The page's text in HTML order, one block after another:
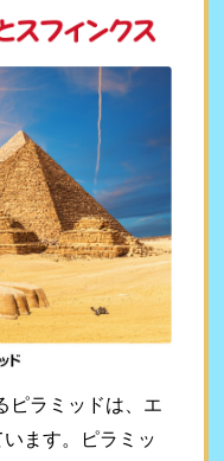
ピラミッドは、エ
ます。ピラミッ